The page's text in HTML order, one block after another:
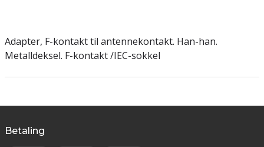
Adapter, F-kontakt til antennekontakt. Han-han.
Metalldeksel. F-kontakt /IEC-sokkel
Betaling